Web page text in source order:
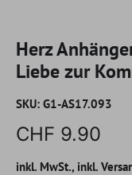
Herz
Liebe zur
SKU: G1-AS17.093
CHF 9.90
inkl. MwSt., inkl.